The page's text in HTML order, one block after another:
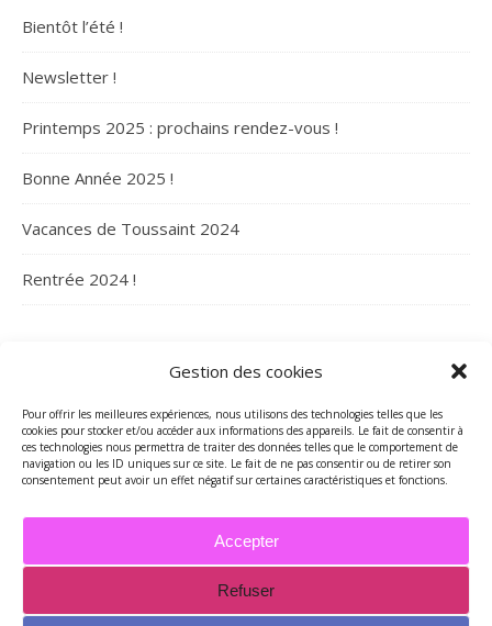
Gestion des cookies
Pour offrir les meilleures expériences, nous utilisons des technologies telles que les
cookies pour stocker et/ou accéder aux informations des appareils. Le fait de consentir à
ces technologies nous permettra de traiter des données telles que le comportement de
navigation ou les ID uniques sur ce site. Le fait de ne pas consentir ou de retirer son
consentement peut avoir un effet négatif sur certaines caractéristiques et fonctions.
Accepter
Refuser
Bientôt l’été !
Newsletter !
Printemps 2025 : prochains rendez-vous !
Bonne Année 2025 !
Vacances de Toussaint 2024
Rentrée 2024 !
ARCHIVES
Archives
2026 - Tous droits réservés - Merci de contacter Marie-Maguelone